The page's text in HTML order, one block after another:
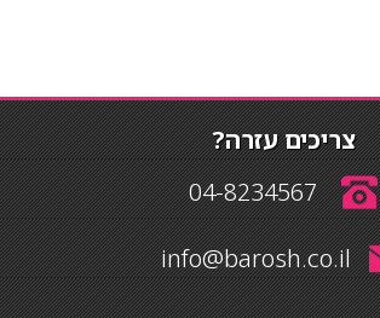
צריכים עזרה?
04-8234567
info@barosh.co.il